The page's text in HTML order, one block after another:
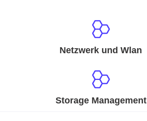
Netzwerk und Wlan
Storage Management